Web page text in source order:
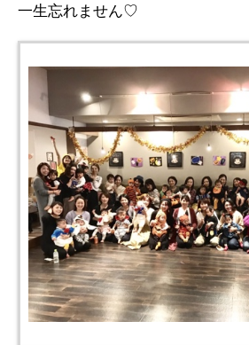
一生忘れません♡